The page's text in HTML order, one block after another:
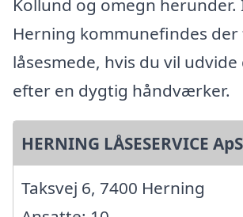
Kollund og omegn herunder.
Herning kommunefindes der
låsesmede, hvis du vil
efter en dygtig håndværker.
HERNING LÅSESERVICE ApS
Taksvej 6, 7400 Herning